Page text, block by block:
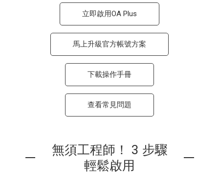
立即啟用OA Plus
馬上升級官方帳號方案
下載操作手冊
查看常見問題
無須工程師！ 3 步驟
輕鬆啟用